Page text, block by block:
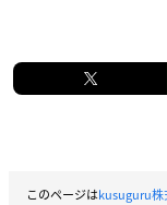
このページはkusuguru株